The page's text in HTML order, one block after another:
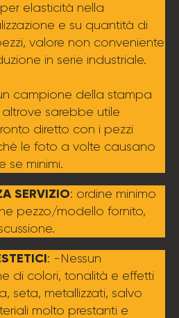
elasticità nella
e su quantità di
valore non conveniente
in serie industriale.
campione della stampa
sarebbe utile
diretto con i pezzi
le foto a volte causano
se minimi.
SERVIZIO: ordine minimo
pezzo/modello fornito,
: -Nessun
di colori, tonalità e effetti
seta, metallizzati, salvo
molto prestanti e